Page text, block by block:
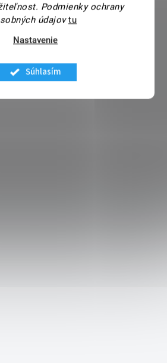
Podmienky ochrany
údajov tu
Nastavenie
Súhlasím